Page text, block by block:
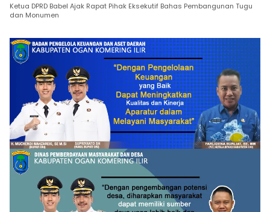
Ketua DPRD Babel Ajak Rapat Pihak Eksekutif Bahas Pembangunan Tugu
dan Monumen